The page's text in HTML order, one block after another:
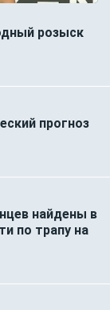
розыск
прогноз
найдены в
по трапу на